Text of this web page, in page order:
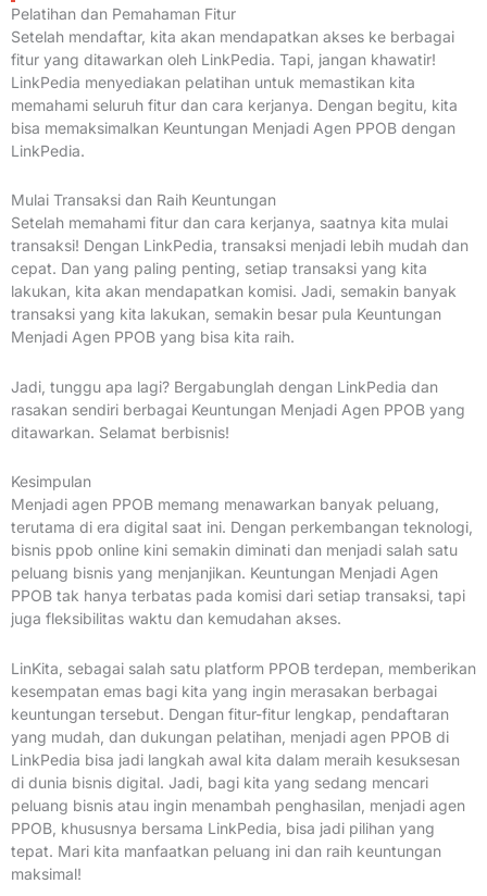
Pelatihan dan Pemahaman Fitur
Setelah mendaftar, kita akan mendapatkan akses ke berbagai
fitur yang ditawarkan oleh LinkPedia. Tapi, jangan khawatir!
LinkPedia menyediakan pelatihan untuk memastikan kita
memahami seluruh fitur dan cara kerjanya. Dengan begitu, kita
bisa memaksimalkan Keuntungan Menjadi Agen PPOB dengan
LinkPedia.
Mulai Transaksi dan Raih Keuntungan
Setelah memahami fitur dan cara kerjanya, saatnya kita mulai
transaksi! Dengan LinkPedia, transaksi menjadi lebih mudah dan
cepat. Dan yang paling penting, setiap transaksi yang kita
lakukan, kita akan mendapatkan komisi. Jadi, semakin banyak
transaksi yang kita lakukan, semakin besar pula Keuntungan
Menjadi Agen PPOB yang bisa kita raih.
Jadi, tunggu apa lagi? Bergabunglah dengan LinkPedia dan
rasakan sendiri berbagai Keuntungan Menjadi Agen PPOB yang
ditawarkan. Selamat berbisnis!
Kesimpulan
Menjadi agen PPOB memang menawarkan banyak peluang,
terutama di era digital saat ini. Dengan perkembangan teknologi,
bisnis ppob online kini semakin diminati dan menjadi salah satu
peluang bisnis yang menjanjikan. Keuntungan Menjadi Agen
PPOB tak hanya terbatas pada komisi dari setiap transaksi, tapi
juga fleksibilitas waktu dan kemudahan akses.
LinKita, sebagai salah satu platform PPOB terdepan, memberikan
kesempatan emas bagi kita yang ingin merasakan berbagai
keuntungan tersebut. Dengan fitur-fitur lengkap, pendaftaran
yang mudah, dan dukungan pelatihan, menjadi agen PPOB di
LinkPedia bisa jadi langkah awal kita dalam meraih kesuksesan
di dunia bisnis digital. Jadi, bagi kita yang sedang mencari
peluang bisnis atau ingin menambah penghasilan, menjadi agen
PPOB, khususnya bersama LinkPedia, bisa jadi pilihan yang
tepat. Mari kita manfaatkan peluang ini dan raih keuntungan
maksimal!